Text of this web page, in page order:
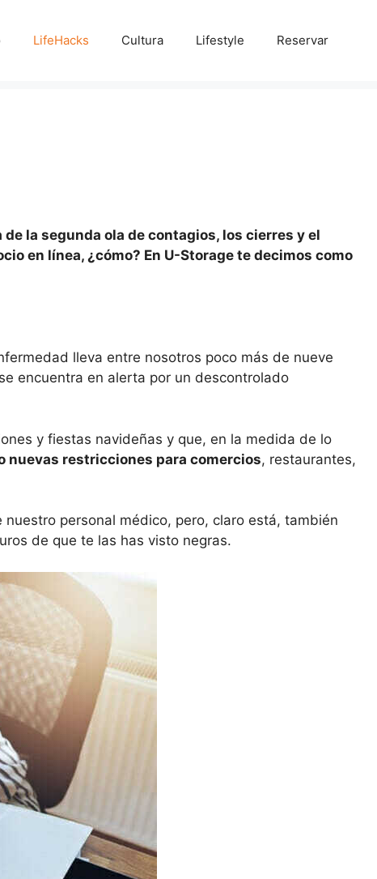
LifeHacks Cultura Lifestyle Reservar
la segunda ola de contagios, los cierres y el
en línea, ¿cómo? En U-Storage te decimos como
lleva entre nosotros poco más de nueve
encuentra en alerta por un descontrolado
y fiestas navideñas y que, en la medida de lo
nuevas restricciones para comercios, restaurantes,
personal médico, pero, claro está, también
de que te las has visto negras.